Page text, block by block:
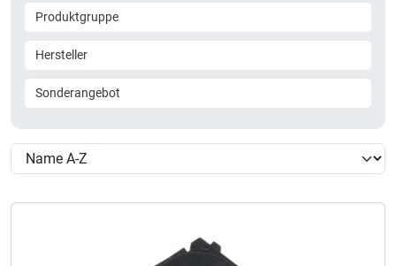
Produktgruppe
Hersteller
Sonderangebot